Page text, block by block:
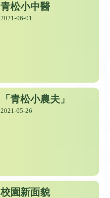
青松小中醫
2021-06-01
「青松小農夫」
2021-05-26
校園新面貌